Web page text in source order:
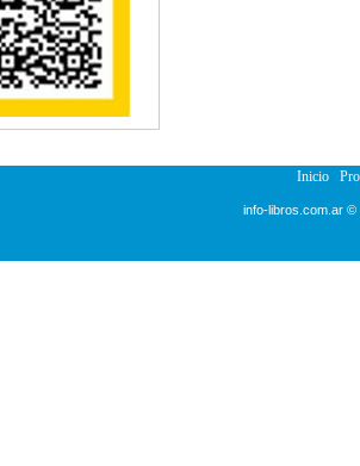
Inicio
info-libros.com.ar